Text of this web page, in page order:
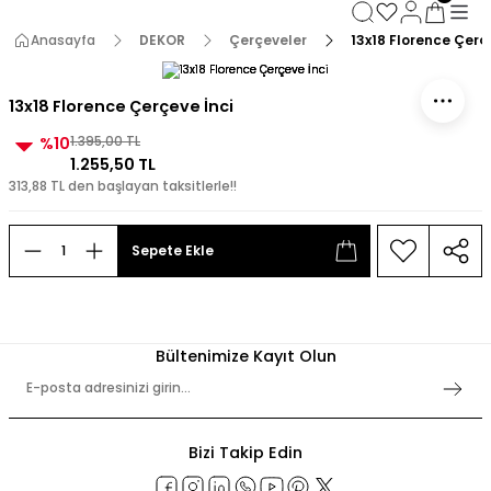
3000 TL ve Üzeri Alışverişlerde Kargo Bedava! 2
3000 TL ve Üzeri Alışverişlerde Kargo Bedava!
3000 TL ve Üzeri Alışverişlerde Kargo Bedava!
Anasayfa DEKOR Çerçeveler 13x18 Florence
13x18 Florence Çerçeve İnci
%101.395,00 TL
1.255,50 TL
313,88 TL den başlayan taksitlerle!!
Sepete Ekle
Bültenimize Kayıt Olun
Bizi Takip Edin